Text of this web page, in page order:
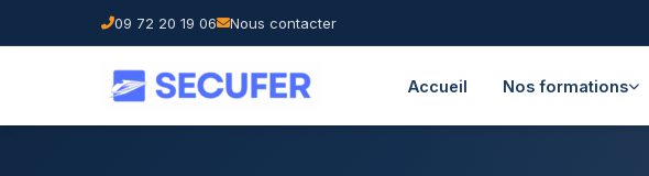
09 72 20 19 06 Nous contacter
Accueil Nos formations